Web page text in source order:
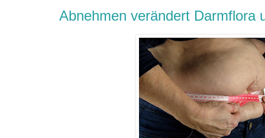
Abnehmen verändert Darmflora